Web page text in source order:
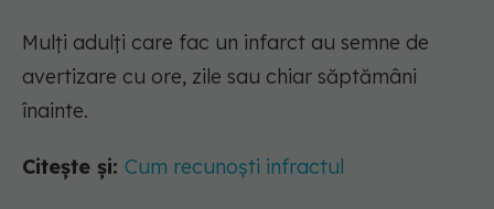
Mulți adulți care fac un infarct au semne de
avertizare cu ore, zile sau chiar săptămâni
înainte.
Citește și: Cum recunoști infractul